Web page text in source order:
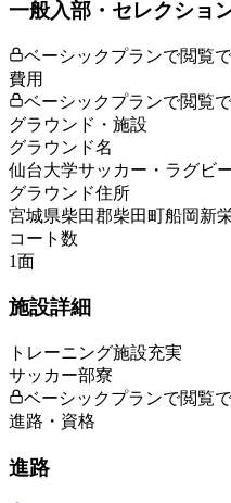
一般入部・セレクショ
ベーシックプランで閲覧
費用
ベーシックプランで閲覧
グラウンド・施設
グラウンド名
仙台大学サッカー・ラグビ
グラウンド住所
宮城県柴田郡柴田町船岡新
コート数
1面
施設詳細
トレーニング施設充実
サッカー部寮
ベーシックプランで閲覧
進路・資格
進路